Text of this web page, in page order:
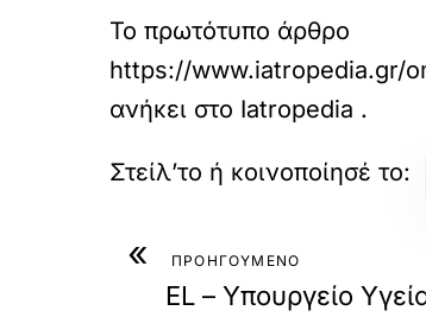
Το πρωτότυπο άρθρο
https://www.iatropedia.gr/
ανήκει στο Iatropedia .
« ΠΡΟΗΓΟΥΜΕΝΟ
EL – Υπουργείο